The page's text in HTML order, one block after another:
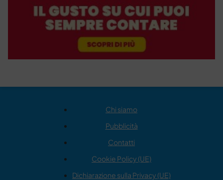
Chi siamo
Pubblicità
Contatti
Cookie Policy (UE)
Dichiarazione sulla Privacy (UE)